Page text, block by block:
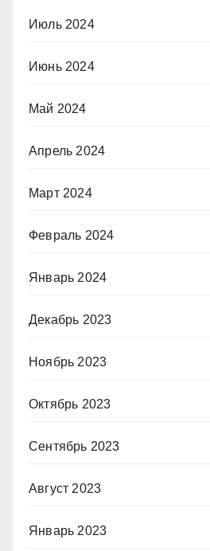
Июль 2024
Июнь 2024
Май 2024
Апрель 2024
Март 2024
Февраль 2024
Январь 2024
Декабрь 2023
Ноябрь 2023
Октябрь 2023
Сентябрь 2023
Август 2023
Январь 2023